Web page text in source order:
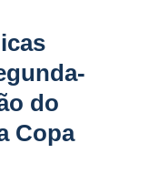
do
Copa